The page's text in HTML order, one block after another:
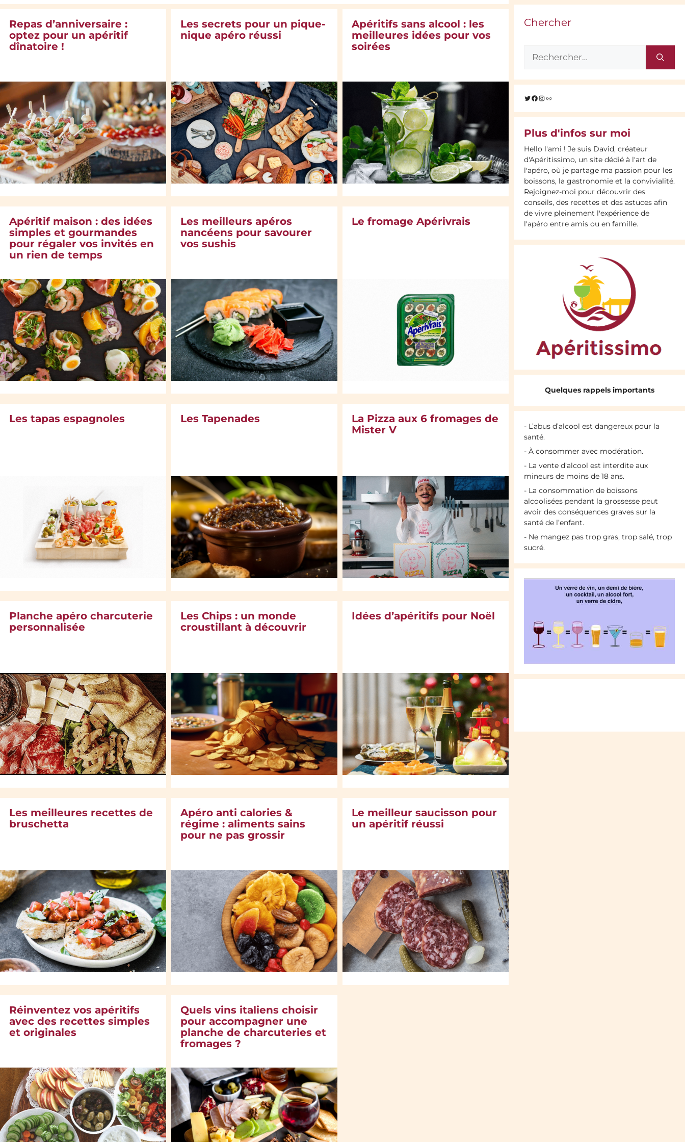
Repas d’anniversaire :
optez pour un apéritif
dînatoire !
Les secrets pour un pique-
nique apéro réussi
Apéritifs sans alcool : les
meilleures idées pour vos
soirées
Apéritif maison : des idées
simples et gourmandes
pour régaler vos invités en
un rien de temps
Les meilleurs apéros
nancéens pour savourer
vos sushis
Le fromage Apérivrais
Les tapas espagnoles Les Tapenades
La Pizza aux 6 fromages de
Mister V
Planche apéro charcuterie
personnalisée
Les Chips : un monde
croustillant à découvrir
Idées d’apéritifs pour Noël
Les meilleures recettes de
bruschetta
Apéro anti calories &
régime : aliments sains
pour ne pas grossir
Le meilleur saucisson pour
un apéritif réussi
Réinventez vos apéritifs
avec des recettes simples
et originales
Quels vins italiens choisir
pour accompagner une
planche de charcuteries et
fromages ?
Chercher
Rechercher :
Twitter
Facebook
Instagram
Lien
Plus d'infos sur moi
Hello l'ami ! Je suis David, créateur
d'Apéritissimo, un site dédié à l'art de
l'apéro, où je partage ma passion pour les
boissons, la gastronomie et la convivialité.
Rejoignez-moi pour découvrir des
conseils, des recettes et des astuces afin
de vivre pleinement l'expérience de
l'apéro entre amis ou en famille.
Quelques rappels importants
- L’abus d’alcool est dangereux pour la
santé.
- À consommer avec modération.
- La vente d’alcool est interdite aux
mineurs de moins de 18 ans.
- La consommation de boissons
alcoolisées pendant la grossesse peut
avoir des conséquences graves sur la
santé de l’enfant.
- Ne mangez pas trop gras, trop salé, trop
sucré.